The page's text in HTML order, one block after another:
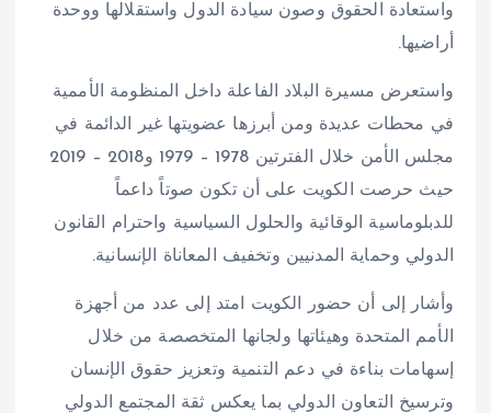
واستعادة الحقوق وصون سيادة الدول واستقلالها ووحدة
أراضيها.
واستعرض مسيرة البلاد الفاعلة داخل المنظومة الأممية
في محطات عديدة ومن أبرزها عضويتها غير الدائمة في
مجلس الأمن خلال الفترتين 1978 – 1979 و2018 – 2019
حيث حرصت الكويت على أن تكون صوتاً داعماً
للدبلوماسية الوقائية والحلول السياسية واحترام القانون
الدولي وحماية المدنيين وتخفيف المعاناة الإنسانية.
وأشار إلى أن حضور الكويت امتد إلى عدد من أجهزة
الأمم المتحدة وهيئاتها ولجانها المتخصصة من خلال
إسهامات بناءة في دعم التنمية وتعزيز حقوق الإنسان
وترسيخ التعاون الدولي بما يعكس ثقة المجتمع الدولي